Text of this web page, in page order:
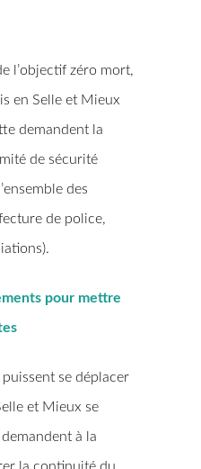
l’objectif zéro mort,
en Selle et Mieux
demandent la
de sécurité
des
de police,
pour mettre
se déplacer
et Mieux se
à la